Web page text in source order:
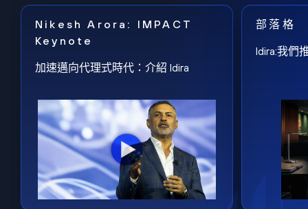
Nikesh Arora: IMPACT
Keynote
加速邁向代理式時代：介紹 Idira
部落格
Idira:我們